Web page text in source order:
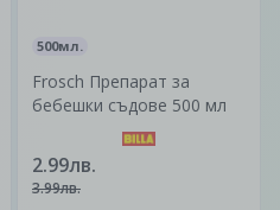
500мл.
Frosch Препарат за
бебешки съдове 500 мл
2.99лв.
3.99лв.